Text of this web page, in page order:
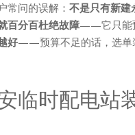
常问的误解： 不是只有新建
百分百杜绝故障——它只能
好——预算不足的话，选单
临时配电站